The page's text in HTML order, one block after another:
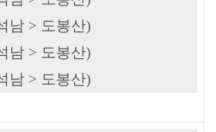
남 > 도봉산)
남 > 도봉산)
남 > 도봉산)